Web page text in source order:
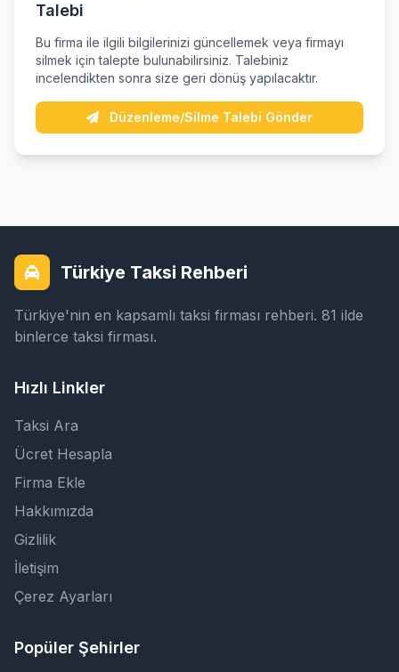
Talebi
Bu firma ile ilgili bilgilerinizi güncellemek veya firmayı
silmek için talepte bulunabilirsiniz. Talebiniz
incelendikten sonra size geri dönüş yapılacaktır.
Düzenleme/Silme Talebi Gönder
Türkiye Taksi Rehberi
Türkiye'nin en kapsamlı taksi firması rehberi. 81 ilde
binlerce taksi firması.
Hızlı Linkler
Taksi Ara
Ücret Hesapla
Firma Ekle
Hakkımızda
Gizlilik
İletişim
Çerez Ayarları
Popüler Şehirler